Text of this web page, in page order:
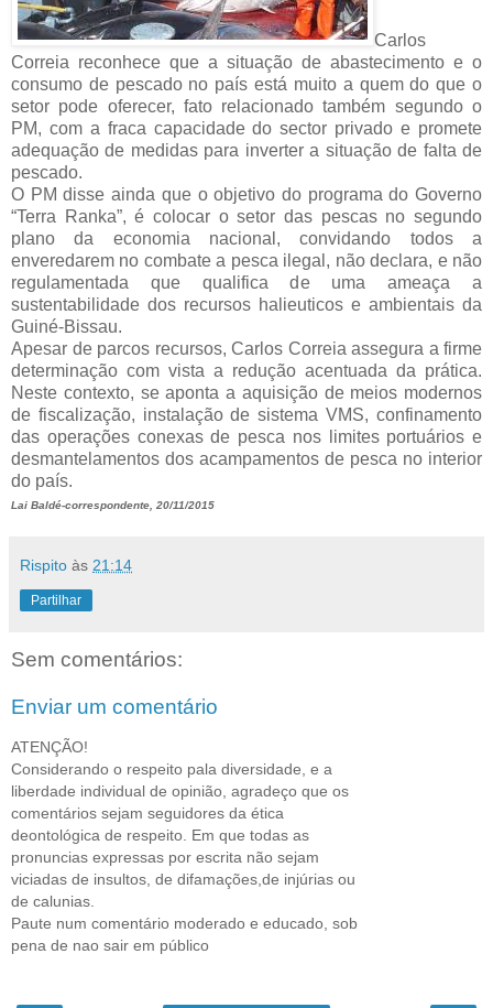
Carlos
Correia reconhece que a situação de abastecimento e o
consumo de pescado no país está muito a quem do que o
setor pode oferecer, fato relacionado também segundo o
PM, com a fraca capacidade do sector privado e promete
adequação de medidas para inverter a situação de falta de
pescado.
O PM disse ainda que o objetivo do programa do Governo
“Terra Ranka”, é colocar o setor das pescas no segundo
plano da economia nacional, convidando todos a
enveredarem no combate a pesca ilegal, não declara, e não
regulamentada que qualifica de uma ameaça a
sustentabilidade dos recursos halieuticos e ambientais da
Guiné-Bissau.
Apesar de parcos recursos, Carlos Correia assegura a firme
determinação com vista a redução acentuada da prática.
Neste contexto, se aponta a aquisição de meios modernos
de fiscalização, instalação de sistema VMS, confinamento
das operações conexas de pesca nos limites portuários e
desmantelamentos dos acampamentos de pesca no interior
do país.
Lai Baldé-correspondente, 20/11/2015
Rispito às 21:14
Partilhar
Sem comentários:
Enviar um comentário
ATENÇÃO!
Considerando o respeito pala diversidade, e a
liberdade individual de opinião, agradeço que os
comentários sejam seguidores da ética
deontológica de respeito. Em que todas as
pronuncias expressas por escrita não sejam
viciadas de insultos, de difamações,de injúrias ou
de calunias.
Paute num comentário moderado e educado, sob
pena de nao sair em público